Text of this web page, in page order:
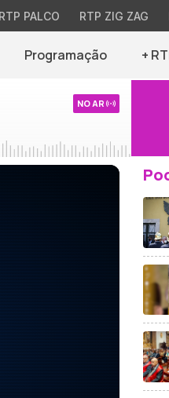
RTP PALCO RTP ZIG ZAG
Programação +
NO AR